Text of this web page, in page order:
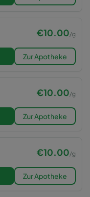
€10.00/g
Zur Apotheke
€10.00/g
Zur Apotheke
€10.00/g
Zur Apotheke